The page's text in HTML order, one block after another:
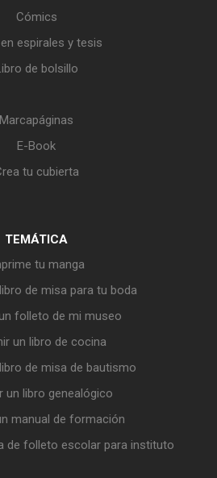
Cómics
espirales y tesis
de bolsillo
Marcapáginas
E-Book
tu cubierta
TEMÁTICA
tu manga
de misa para tu boda
folleto de mi museo
un libro de cocina
de misa de bautismo
un libro genealógico
manual de formación
de folleto escolar para instituto